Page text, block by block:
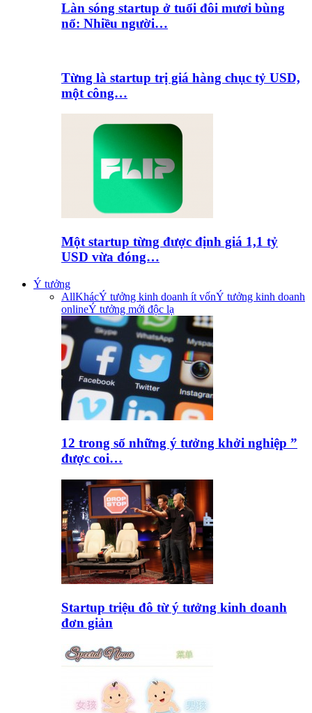
Làn sóng startup ở tuổi đôi mươi bùng
nổ: Nhiều người…
Từng là startup trị giá hàng chục tỷ USD,
một công…
Một startup từng được định giá 1,1 tỷ
USD vừa đóng…
Ý tưởng
AllKhácÝ tưởng kinh doanh ít vốnÝ tưởng kinh doanh
onlineÝ tưởng mới độc lạ
12 trong số những ý tưởng khởi nghiệp ”
được coi…
Startup triệu đô từ ý tưởng kinh doanh
đơn giản